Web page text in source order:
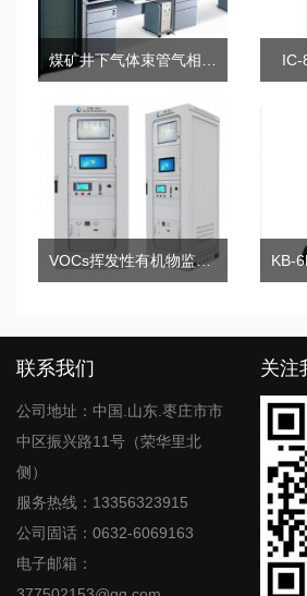
IC-
VOCs挥发性有机物监测系统
联系我们
公司地址：中国.山东.枣庄市市
中区振兴路11号（荣华里北
侧）
服务热线：13356323915
公司固话：0632-6069163
电子邮箱：
关注